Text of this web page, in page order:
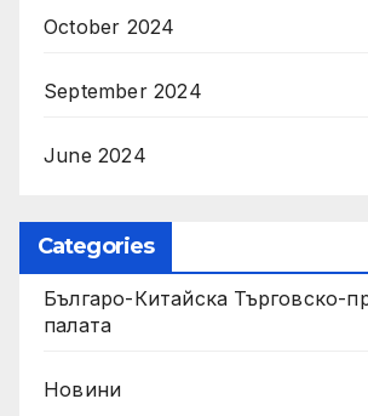
October 2024
September 2024
June 2024
Categories
Българо-Китайска Търговско-
палaта
Новини